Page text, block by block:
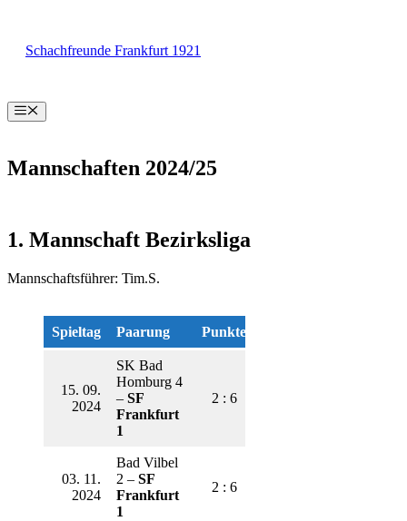
springen
Schachfreunde Frankfurt 1921
Menü
Mannschaften 2024/25
1. Mannschaft Bezirksliga
Mannschaftsführer: Tim.S.
Spieltag Paarung Punkte
15. 09.
2024
SK Bad
Homburg 4
– SF
Frankfurt
1
2 : 6
03. 11.
2024
Bad Vilbel
2 – SF
Frankfurt
1
2 : 6